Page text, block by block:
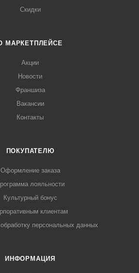
Скидки
МАРКЕТПЛЕЙСЕ
Акции
Новости
Франшиза
Вакансии
Контакты
ПОКУПАТЕЛЮ
Оформление заказа
лояльности
Культурный бонус
клиентам
персональных данных
ИНФОРМАЦИЯ